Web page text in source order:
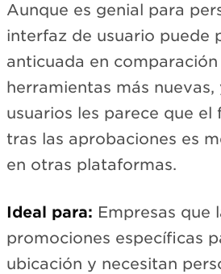
Aunque es genial para
interfaz de usuario puede
anticuada en comparación
herramientas más nuevas,
usuarios les parece que
tras las aprobaciones es
en otras plataformas.
Ideal para: Empresas que
promociones específicas
ubicación y necesitan